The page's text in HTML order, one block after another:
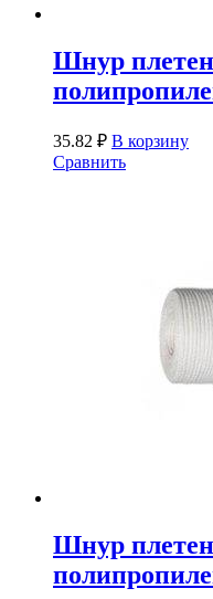
Шнур
35.82 ₽ В корзину
Сравнить
Шнур